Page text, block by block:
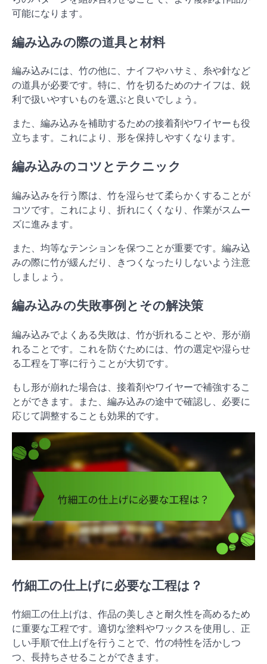
可能になります。
編み込みの際の道具と材料
編み込みには、竹の他に、ナイフやハサミ、糸や針など
の道具が必要です。特に、竹を切るためのナイフは、鋭
利で扱いやすいものを選ぶと良いでしょう。
また、編み込みを補助するための接着剤やワイヤーも役
立ちます。これにより、形を保持しやすくなります。
編み込みのコツとテクニック
編み込みを行う際は、竹を湿らせて柔らかくすることが
コツです。これにより、折れにくくなり、作業がスムー
ズに進みます。
また、均等なテンションを保つことが重要です。編み込
みの際に竹が緩んだり、きつくなったりしないよう注意
しましょう。
編み込みの失敗事例とその解決策
編み込みでよくある失敗は、竹が折れることや、形が崩
れることです。これを防ぐためには、竹の選定や湿らせ
る工程を丁寧に行うことが大切です。
もし形が崩れた場合は、接着剤やワイヤーで補強するこ
とができます。また、編み込みの途中で確認し、必要に
応じて調整することも効果的です。
竹細工の仕上げに必要な工程は？
竹細工の仕上げは、作品の美しさと耐久性を高めるため
に重要な工程です。適切な塗料やワックスを使用し、正
しい手順で仕上げを行うことで、竹の特性を活かしつ
つ、長持ちさせることができます。